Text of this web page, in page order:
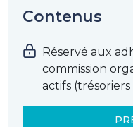
Contenus
Réservé aux
commission
actifs